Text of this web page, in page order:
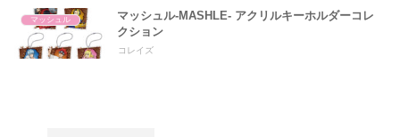
マッシュル
マッシュル-MASHLE- アクリルキーホルダーコレ
クション
コレイズ